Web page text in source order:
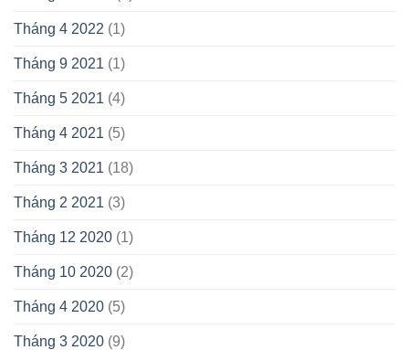
Tháng 4 2022 (1)
Tháng 9 2021 (1)
Tháng 5 2021 (4)
Tháng 4 2021 (5)
Tháng 3 2021 (18)
Tháng 2 2021 (3)
Tháng 12 2020 (1)
Tháng 10 2020 (2)
Tháng 4 2020 (5)
Tháng 3 2020 (9)